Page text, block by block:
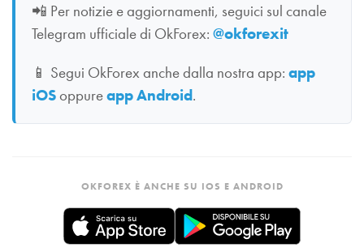
📲 Per notizie e aggiornamenti, seguici sul canale
Telegram ufficiale di OkForex: @okforexit
📱 Segui OkForex anche dalla nostra app: app
iOSoppureapp Android.
OKFOREX È ANCHE SU IOS E ANDROID